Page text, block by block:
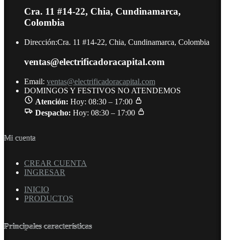
Cra. 11 #14-22, Chia, Cundinamarca,
Colombia
Dirección:Cra. 11 #14-22, Chia, Cundinamarca, Colombia
ventas@electrificadoracapital.com
Email: ventas@electrificadoracapital.com
DOMINGOS Y FESTIVOS NO ATENDEMOS
Atención: Hoy: 08:30 – 17:00
Despacho: Hoy: 08:30 – 17:00
Mi cuenta
CREAR CUENTA
INGRESAR
INICIO
PRODUCTOS
Principales características